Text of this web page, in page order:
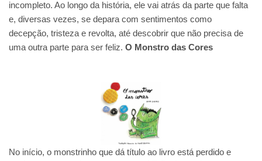
incompleto. Ao longo da história, ele vai atrás da parte que falta
e, diversas vezes, se depara com sentimentos como
decepção, tristeza e revolta, até descobrir que não precisa de
uma outra parte para ser feliz. O Monstro das Cores
No início, o monstrinho que dá título ao livro está perdido e